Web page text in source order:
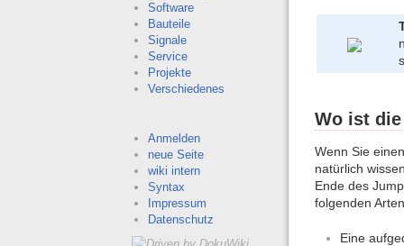
Software
Bauteile
Signale
Service
Projekte
Verschiedenes
Anmelden
neue Seite
wiki intern
Syntax
Impressum
Datenschutz
Wo ist
Wenn Sie
natürlich
Ende des
folgenden
Eine